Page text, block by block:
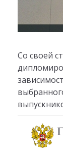
Со своей